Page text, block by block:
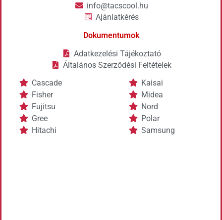
info@tacscool.hu
Ajánlatkérés
Dokumentumok
Adatkezelési Tájékoztató
Általános Szerződési Feltételek
Cascade
Fisher
Fujitsu
Gree
Hitachi
Kaisai
Midea
Nord
Polar
Samsung